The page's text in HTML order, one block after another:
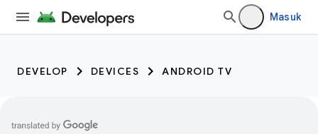
Masuk
DEVELOP DEVICES ANDROID TV